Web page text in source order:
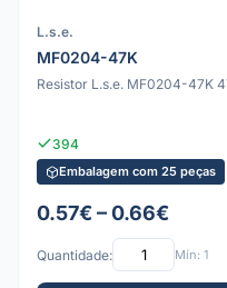
L.s.e.
MF0204-47K
Resistor L.s.e. MF0204-47K
394
Embalagem com 25 peças
0.57€ – 0.66€
Quantidade: Mín: 1